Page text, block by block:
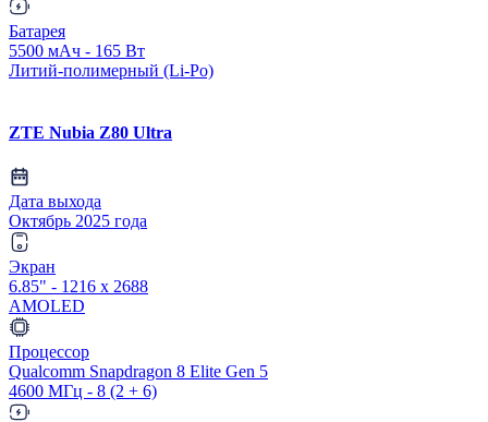
Батарея
5500 мАч - 165 Вт
Литий-полимерный (Li-Po)
ZTE Nubia Z80 Ultra
Дата выхода
Октябрь 2025 года
Экран
6.85" - 1216 x 2688
AMOLED
Процессор
Qualcomm Snapdragon 8 Elite Gen 5
4600 МГц - 8 (2 + 6)